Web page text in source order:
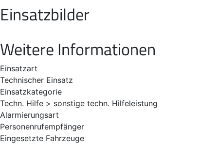
Einsatzbilder
Weitere Informationen
Einsatzart
Technischer Einsatz
Einsatzkategorie
Techn. Hilfe > sonstige techn. Hilfeleistung
Alarmierungsart
Personenrufempfänger
Eingesetzte Fahrzeuge